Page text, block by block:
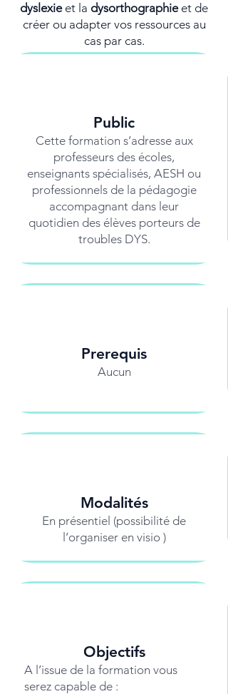
dyslexieet la dysorthographieet de
créer ou adapter vos ressources au
cas par cas.
Public
Cette formation s’adresse aux
professeurs des écoles,
enseignants spécialisés, AESH ou
professionnels de la pédagogie
accompagnant dans leur
quotidien des élèves porteurs de
troubles DYS.
Prerequis
Aucun
Modalités
En présentiel (possibilité de
l’organiser en visio )
Objectifs
A l’issue de la formation vous
serez capable de :